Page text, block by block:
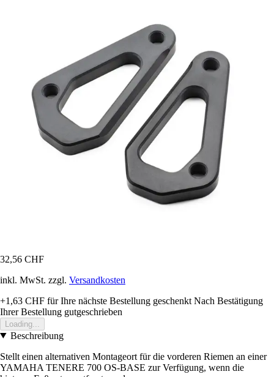
32,56 CHF
inkl. MwSt. zzgl. Versandkosten
+1,63 CHF für Ihre nächste Bestellung geschenkt Nach Bestätigung
Ihrer Bestellung gutgeschrieben
Loading...
Beschreibung
Stellt einen alternativen Montageort für die vorderen Riemen an einer
YAMAHA TENERE 700 OS-BASE zur Verfügung, wenn die